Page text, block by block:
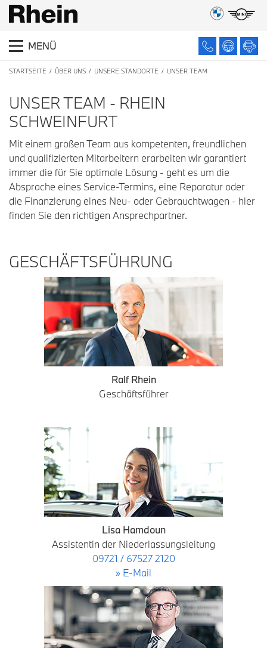
MENÜ
STARTSEITE ÜBER UNS UNSERE STANDORTE UNSER TEAM
UNSER TEAM - RHEIN
SCHWEINFURT
Mit einem großen Team aus kompetenten, freundlichen
und qualifizierten Mitarbeitern erarbeiten wir garantiert
immer die für Sie optimale Lösung - geht es um die
Absprache eines Service-Termins, eine Reparatur oder
die Finanzierung eines Neu- oder Gebrauchtwagen - hier
finden Sie den richtigen Ansprechpartner.
GESCHÄFTSFÜHRUNG
Ralf Rhein
Geschäftsführer
Lisa Hamdoun
Assistentin der Niederlassungsleitung
09721 / 67527 2120
» E-Mail